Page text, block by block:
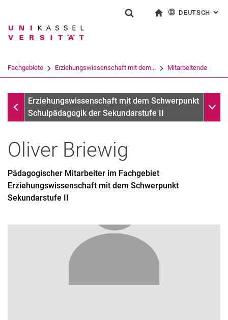
Springe direkt zu: Inhalt
Springe direkt zu: Suche
Springe direkt zu:
Suchbegriff
Suchen (öffnet externen Link in einem
DEUTSCH :
Fachgebiete Erziehungswissenschaft mit dem... Mitarbeitende
Mitarbeitende
Erziehungswissenschaft mit dem Schwerpunkt
Schulpädagogik der Sekundarstufe II
Oliver Briewig
Pädagogischer Mitarbeiter im Fachgebiet
Erziehungswissenschaft mit dem Schwerpunkt
Sekundarstufe II